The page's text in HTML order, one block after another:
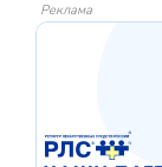
Реклама